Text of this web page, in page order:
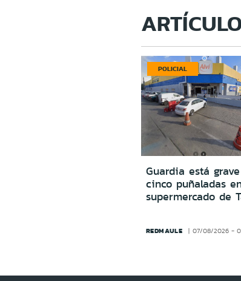
POLICIAL
Guardia está
cinco puñaladas
supermercado de
REDMAULE 07/08/2026 -